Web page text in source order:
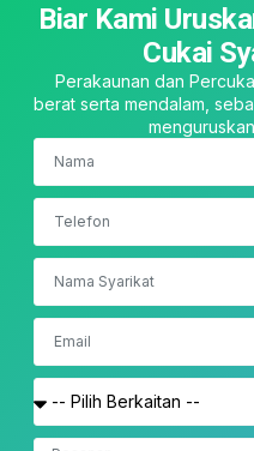
Biar Kami
Cukai
Perakaunan dan
berat serta mendalam,